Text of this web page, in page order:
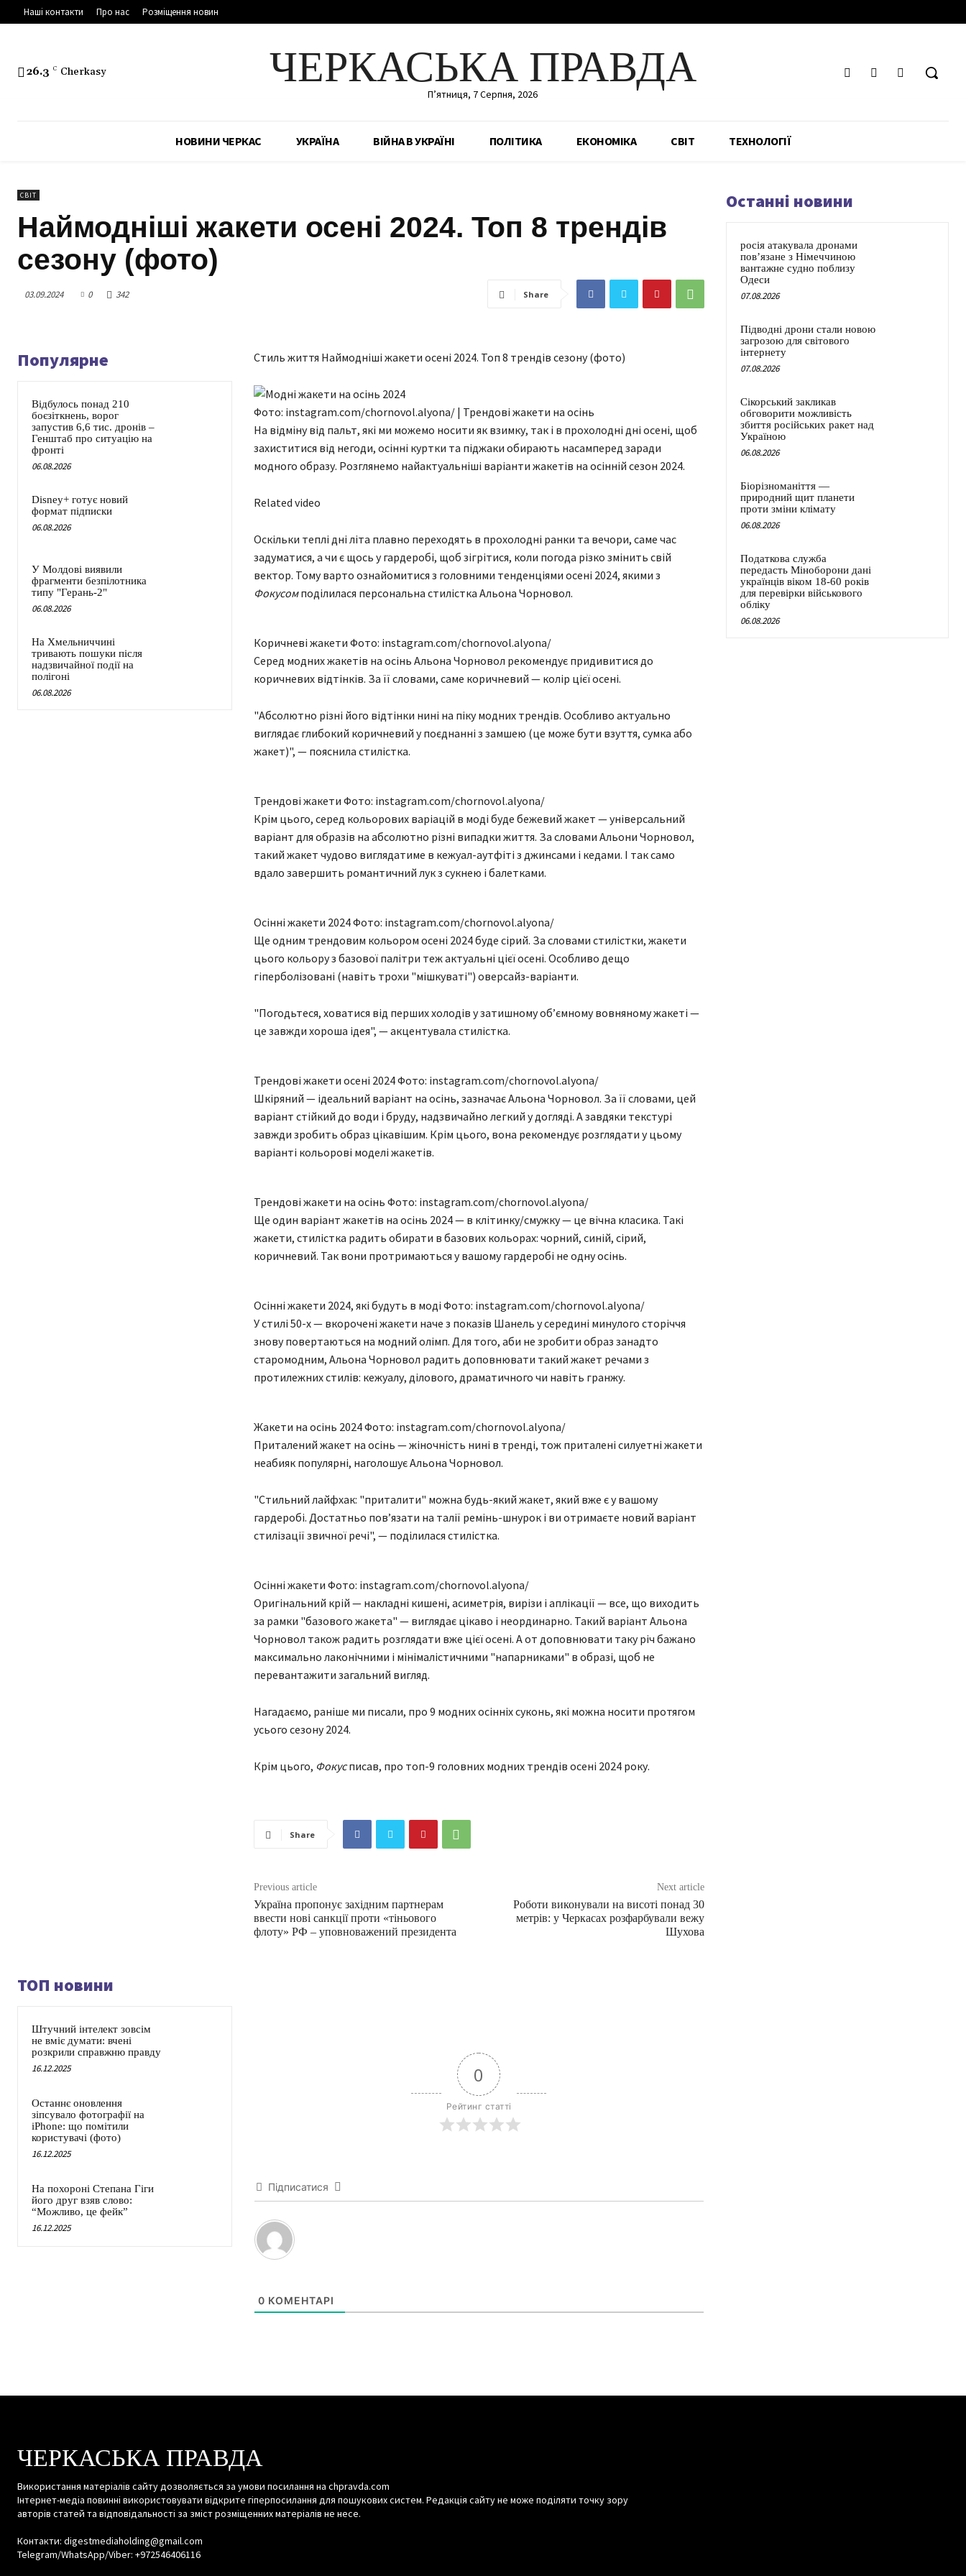
Наші контакти Про нас Розміщення новин
26.3 C Cherkasy ЧЕРКАСЬКА ПРАВДА
П’ятниця, 7 Серпня, 2026
НОВИНИ ЧЕРКАС УКРАЇНА ВІЙНА В УКРАЇНІ ПОЛІТИКА ЕКОНОМІКА СВІТ ТЕХНОЛОГІЇ
СВІТ
Наймодніші жакети осені 2024. Топ 8 трендів
сезону (фото)
03.09.2024 0 342 Share
Популярне
Відбулось понад 210
боєзіткнень, ворог
запустив 6,6 тис. дронів –
Генштаб про ситуацію на
фронті
06.08.2026
Disney+ готує новий
формат підписки
06.08.2026
У Молдові виявили
фрагменти безпілотника
типу "Герань-2"
06.08.2026
На Хмельниччині
тривають пошуки після
надзвичайної події на
полігоні
06.08.2026
Стиль життя Наймодніші жакети осені 2024. Топ 8 трендів сезону (фото)
Фото: instagram.com/chornovol.alyona/ | Трендові жакети на осінь
На відміну від пальт, які ми можемо носити як взимку, так і в прохолодні дні осені, щоб
захиститися від негоди, осінні куртки та піджаки обирають насамперед заради
модного образу. Розглянемо найактуальніші варіанти жакетів на осінній сезон 2024.
Related video
Оскільки теплі дні літа плавно переходять в прохолодні ранки та вечори, саме час
задуматися, а чи є щось у гардеробі, щоб зігрітися, коли погода різко змінить свій
вектор. Тому варто ознайомитися з головними тенденціями осені 2024, якими з
Фокусомподілилася персональна стилістка Альона Чорновол.
Коричневі жакети Фото: instagram.com/chornovol.alyona/
Серед модних жакетів на осінь Альона Чорновол рекомендує придивитися до
коричневих відтінків. За її словами, саме коричневий — колір цієї осені.
"Абсолютно різні його відтінки нині на піку модних трендів. Особливо актуально
виглядає глибокий коричневий у поєднанні з замшею (це може бути взуття, сумка або
жакет)", — пояснила стилістка.
Трендові жакети Фото: instagram.com/chornovol.alyona/
Крім цього, серед кольорових варіацій в моді буде бежевий жакет — універсальний
варіант для образів на абсолютно різні випадки життя. За словами Альони Чорновол,
такий жакет чудово виглядатиме в кежуал-аутфіті з джинсами і кедами. І так само
вдало завершить романтичний лук з сукнею і балетками.
Осінні жакети 2024 Фото: instagram.com/chornovol.alyona/
Ще одним трендовим кольором осені 2024 буде сірий. За словами стилістки, жакети
цього кольору з базової палітри теж актуальні цієї осені. Особливо дещо
гіперболізовані (навіть трохи "мішкуваті") оверсайз-варіанти.
"Погодьтеся, ховатися від перших холодів у затишному обʼємному вовняному жакеті —
це завжди хороша ідея", — акцентувала стилістка.
Трендові жакети осені 2024 Фото: instagram.com/chornovol.alyona/
Шкіряний — ідеальний варіант на осінь, зазначає Альона Чорновол. За її словами, цей
варіант стійкий до води і бруду, надзвичайно легкий у догляді. А завдяки текстурі
завжди зробить образ цікавішим. Крім цього, вона рекомендує розглядати у цьому
варіанті кольорові моделі жакетів.
Трендові жакети на осінь Фото: instagram.com/chornovol.alyona/
Ще один варіант жакетів на осінь 2024 — в клітинку/смужку — це вічна класика. Такі
жакети, стилістка радить обирати в базових кольорах: чорний, синій, сірий,
коричневий. Так вони протримаються у вашому гардеробі не одну осінь.
Осінні жакети 2024, які будуть в моді Фото: instagram.com/chornovol.alyona/
У стилі 50-х — вкорочені жакети наче з показів Шанель у середині минулого сторіччя
знову повертаються на модний олімп. Для того, аби не зробити образ занадто
старомодним, Альона Чорновол радить доповнювати такий жакет речами з
протилежних стилів: кежуалу, ділового, драматичного чи навіть гранжу.
Жакети на осінь 2024 Фото: instagram.com/chornovol.alyona/
Приталений жакет на осінь — жіночність нині в тренді, тож приталені силуетні жакети
неабияк популярні, наголошує Альона Чорновол.
"Стильний лайфхак: "приталити" можна будь-який жакет, який вже є у вашому
гардеробі. Достатньо повʼязати на талії ремінь-шнурок і ви отримаєте новий варіант
стилізації звичної речі", — поділилася стилістка.
Осінні жакети Фото: instagram.com/chornovol.alyona/
Оригінальний крій — накладні кишені, асиметрія, вирізи і аплікації — все, що виходить
за рамки "базового жакета" — виглядає цікаво і неординарно. Такий варіант Альона
Чорновол також радить розглядати вже цієї осені. А от доповнювати таку річ бажано
максимально лаконічними і мінімалістичними "напарниками" в образі, щоб не
перевантажити загальний вигляд.
Нагадаємо, раніше ми писали, про 9 модних осінніх суконь, які можна носити протягом
усього сезону 2024.
Крім цього, Фокусписав, про топ-9 головних модних трендів осені 2024 року.
Share
Previous article
Україна пропонує західним партнерам
ввести нові санкції проти «тіньового
флоту» РФ – уповноважений президента
Next article
Роботи виконували на висоті понад 30
метрів: у Черкасах розфарбували вежу
Шухова
ТОП новини
Штучний інтелект зовсім
не вміє думати: вчені
розкрили справжню правду
16.12.2025
Останнє оновлення
зіпсувало фотографії на
iPhone: що помітили
користувачі (фото)
16.12.2025
На похороні Степана Гіги
його друг взяв слово:
“Можливо, це фейк”
16.12.2025
0
Рейтинг статті
Підписатися
0 КОМЕНТАРІ
Останні новини
росія атакувала дронами
пов’язане з Німеччиною
вантажне судно поблизу
Одеси
07.08.2026
Підводні дрони стали новою
загрозою для світового
інтернету
07.08.2026
Сікорський закликав
обговорити можливість
збиття російських ракет над
Україною
06.08.2026
Біорізноманіття —
природний щит планети
проти зміни клімату
06.08.2026
Податкова служба
передасть Міноборони дані
українців віком 18-60 років
для перевірки військового
обліку
06.08.2026
ЧЕРКАСЬКА ПРАВДА
Використання матеріалів сайту дозволяється за умови посилання на chpravda.com
Інтернет-медіа повинні використовувати відкрите гіперпосилання для пошукових систем. Редакція сайту не може поділяти точку зору
авторів статей та відповідальності за зміст розміщенних матеріалів не несе.
Контакти: digestmediaholding@gmail.com
Telegram/WhatsApp/Viber: +972546406116